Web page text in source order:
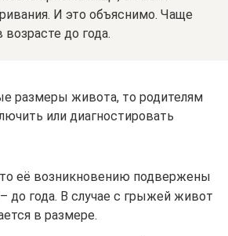
И это объяснимо. Чаще
до года.
размеры живота, то родителям
или диагностировать
её возникновению подвержены
до года. В случае с грыжей живот
в размере.